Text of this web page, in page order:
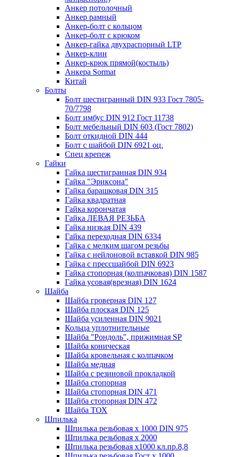
Анкер потолочный
Анкер рамный
Анкер-болт с кольцом
Анкер-болт с крюком
Анкер-гайка двухраспорный LTP
Анкер-клин
Анкер-крюк прямой(костыль)
Анкера Sormat
Китай
Болты
Болт шестигранный DIN 933 Гост 7805-
70/7798
Болт имбус DIN 912 Гост 11738
Болт мебельный DIN 603 (Гост 7802)
Болт откидной DIN 444
Болт с шайбой DIN 6921 оц.
Спец крепеж
Гайки
Гайка шестигранная DIN 934
Гайка "Эриксона"
Гайка барашковая DIN 315
Гайка квадратная
Гайка корончатая
Гайка ЛЕВАЯ РЕЗЬБА
Гайка низкая DIN 439
Гайка переходная DIN 6334
Гайка с мелким шагом резьбы
Гайка с нейлоновой вставкой DIN 985
Гайка с прессшайбой DIN 6923
Гайка стопорная (колпачковая) DIN 1587
Гайка усовая(врезная) DIN 1624
Шайба
Шайба гроверная DIN 127
Шайба плоская DIN 125
Шайба усиленная DIN 9021
Кольца уплотнительные
Шайба "Рондоль", прижимная SP
Шайба коническая
Шайба кровельная с колпачком
Шайба медная
Шайба с резиновой прокладкой
Шайба стопорная
Шайба стопорная DIN 471
Шайба стопорная DIN 472
Шайба ТОХ
Шпилька
Шпилька резьбовая х 1000 DIN 975
Шпилька резьбовая х 2000
Шпилька резьбовая х1000 кл.пр.8,8